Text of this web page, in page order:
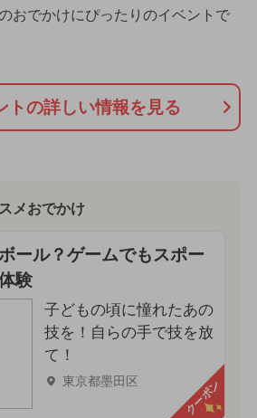
おでかけにぴったりのイベントで
トの詳しい情報を見る
メおでかけ
ール？ゲームでもスポー
験
子どもの頃に憧れたあの
技を！自らの手で技を放
て！
東京都墨田区 クーポン